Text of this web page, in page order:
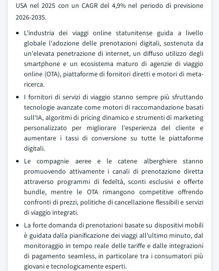
USA nel 2025 con un CAGR del 4,9% nel periodo di previsione
2026-2035.
L'industria dei viaggi online statunitense guida a livello
globale l'adozione delle prenotazioni digitali, sostenuta da
un'elevata penetrazione di internet, un diffuso utilizzo degli
smartphone e un ecosistema maturo di agenzie di viaggio
online (OTA), piattaforme di fornitori diretti e motori di meta-
ricerca.
I fornitori di servizi di viaggio stanno sempre più sfruttando
tecnologie avanzate come motori di raccomandazione basati
sull'IA, algoritmi di pricing dinamico e strumenti di marketing
personalizzato per migliorare l'esperienza del cliente e
aumentare i tassi di conversione su tutte le piattaforme
digitali.
Le compagnie aeree e le catene alberghiere stanno
promuovendo attivamente i canali di prenotazione diretta
attraverso programmi di fedeltà, sconti esclusivi e offerte
bundle, mentre le OTA rimangono competitive offrendo
confronti di prezzi, politiche di cancellazione flessibili e servizi
di viaggio integrati.
La forte domanda di prenotazioni basate su dispositivi mobili
è guidata dalla pianificazione dei viaggi all'ultimo minuto, dal
monitoraggio in tempo reale delle tariffe e dalle integrazioni
di pagamento seamless, in particolare tra i consumatori più
giovani e tecnologicamente esperti.